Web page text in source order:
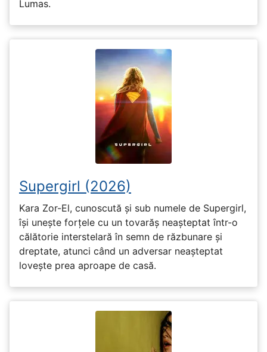
Lumas.
Supergirl (2026)
Kara Zor-El, cunoscută și sub numele de Supergirl,
își unește forțele cu un tovarăș neașteptat într-o
călătorie interstelară în semn de răzbunare și
dreptate, atunci când un adversar neașteptat
lovește prea aproape de casă.